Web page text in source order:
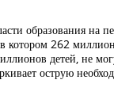
образования на
котором 262
детей, не
острую